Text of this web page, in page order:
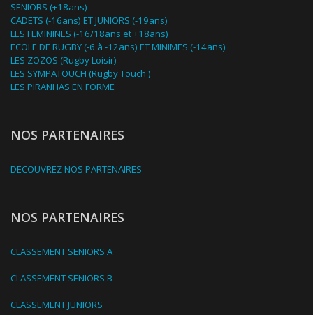
SENIORS (+18ans)
CADETS (-16ans) ET JUNIORS (-19ans)
LES FEMININES (-16/18ans et +18ans)
ECOLE DE RUGBY (-6 à -12ans) ET MINIMES (-14ans)
LES ZOZOS (Rugby Loisir)
LES SYMPATOUCH (Rugby Touch')
LES PIRANHAS EN FORME
NOS PARTENAIRES
DECOUVREZ NOS PARTENAIRES
NOS PARTENAIRES
CLASSEMENT SENIORS A
CLASSEMENT SENIORS B
CLASSEMENT JUNIORS